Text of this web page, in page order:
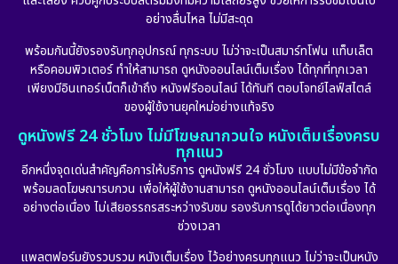
อย่างลื่นไหล ไม่มีสะดุด
พร้อมกันนี้ยังรองรับทุกอุปกรณ์ ทุกระบบ ไม่ว่าจะเป็นสมาร์ทโฟน แท็บเล็ต
หรือคอมพิวเตอร์ ทำให้สามารถ ดูหนังออนไลน์เต็มเรื่อง ได้ทุกที่ทุกเวลา
เพียงมีอินเทอร์เน็ตก็เข้าถึง หนังฟรีออนไลน์ ได้ทันที ตอบโจทย์ไลฟ์สไตล์
ของผู้ใช้งานยุคใหม่อย่างแท้จริง
ดูหนังฟรี 24 ชั่วโมง ไม่มีโฆษณากวนใจ หนังเต็มเรื่องครบ
ทุกแนว
อีกหนึ่งจุดเด่นสำคัญคือการให้บริการ ดูหนังฟรี 24 ชั่วโมง แบบไม่มีข้อจำกัด
พร้อมลดโฆษณารบกวน เพื่อให้ผู้ใช้งานสามารถ ดูหนังออนไลน์เต็มเรื่อง ได้
อย่างต่อเนื่อง ไม่เสียอรรถรสระหว่างรับชม รองรับการดูได้ยาวต่อเนื่องทุก
ช่วงเวลา
แพลตฟอร์มยังรวบรวม หนังเต็มเรื่อง ไว้อย่างครบทุกแนว ไม่ว่าจะเป็นหนัง